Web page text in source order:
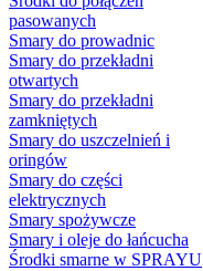
pasowanych
Smary do prowadnic
Smary do przekładni
otwartych
Smary do przekładni
zamkniętych
Smary do uszczelnień i
oringów
Smary do części
elektrycznych
Smary spożywcze
Smary i oleje do łańcucha
Środki smarne w SPRAYU